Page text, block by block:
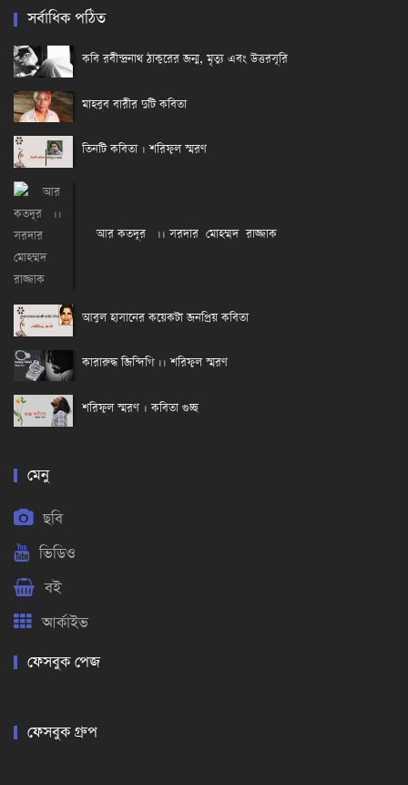
সর্বাধিক পঠিত
কবি রবীন্দ্রনাথ ঠাকুরের জন্ম, মৃত্যু এবং উত্তরসূরি
মাহবুব বারীর দুটি কবিতা
তিনটি কবিতা । শরিফুল স্মরণ
আর কতদূর ।। সরদার মোহম্মদ রাজ্জাক
আবুল হাসানের কয়েকটা জনপ্রিয় কবিতা
কারারুদ্ধ জিন্দিগি ।। শরিফুল স্মরণ
শরিফুল স্মরণ । কবিতা গুচ্ছ
মেনু
ছবি
ভিডিও
বই
আর্কাইভ
ফেসবুক পেজ
ফেসবুক গ্রুপ